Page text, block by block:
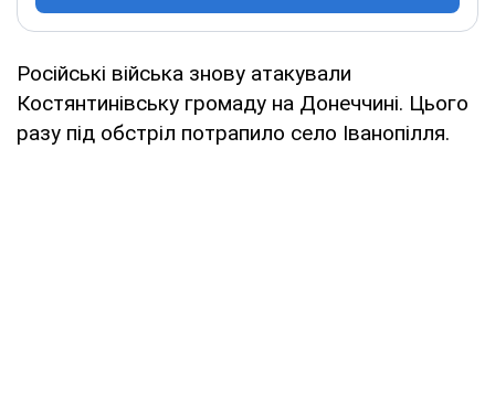
Російські війська знову атакували
Костянтинівську громаду на Донеччині. Цього
разу під обстріл потрапило село Іванопілля.